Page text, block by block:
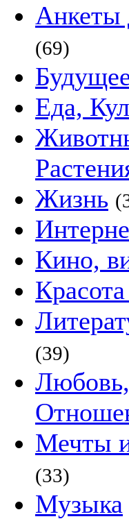
Анкеты
(69)
Еда,
Жизнь
Кино,
(39)
Мечты
(33)
Музыка